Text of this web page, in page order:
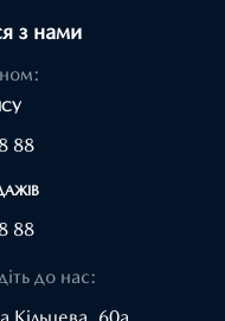
з нами
88
88
до нас: